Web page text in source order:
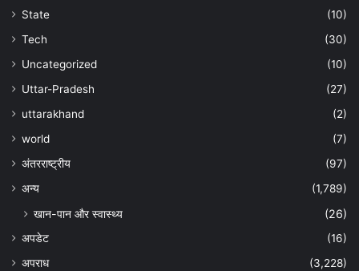
State
(10)
Tech
(30)
Uncategorized
(10)
Uttar-Pradesh
(27)
uttarakhand
(2)
world
(7)
अंतरराष्ट्रीय
(97)
अन्‍य
(1,789)
खान-पान और स्वास्थ्य (26)
अपडेट
(16)
अपराध
(3,228)